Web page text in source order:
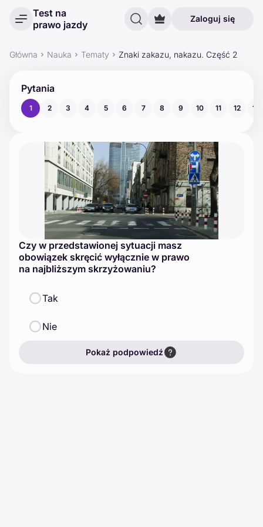
Test na
prawo jazdy
Zaloguj się
Główna Nauka Tematy Znaki zakazu, nakazu. Część 2
Czy w przedstawionej sytuacji masz
obowiązek skręcić wyłącznie w prawo
na najbliższym skrzyżowaniu?
Tak
Nie
Pokaż podpowiedź
Pytania
1 2 3 4 5 6 7 8 9 10 11 12 13